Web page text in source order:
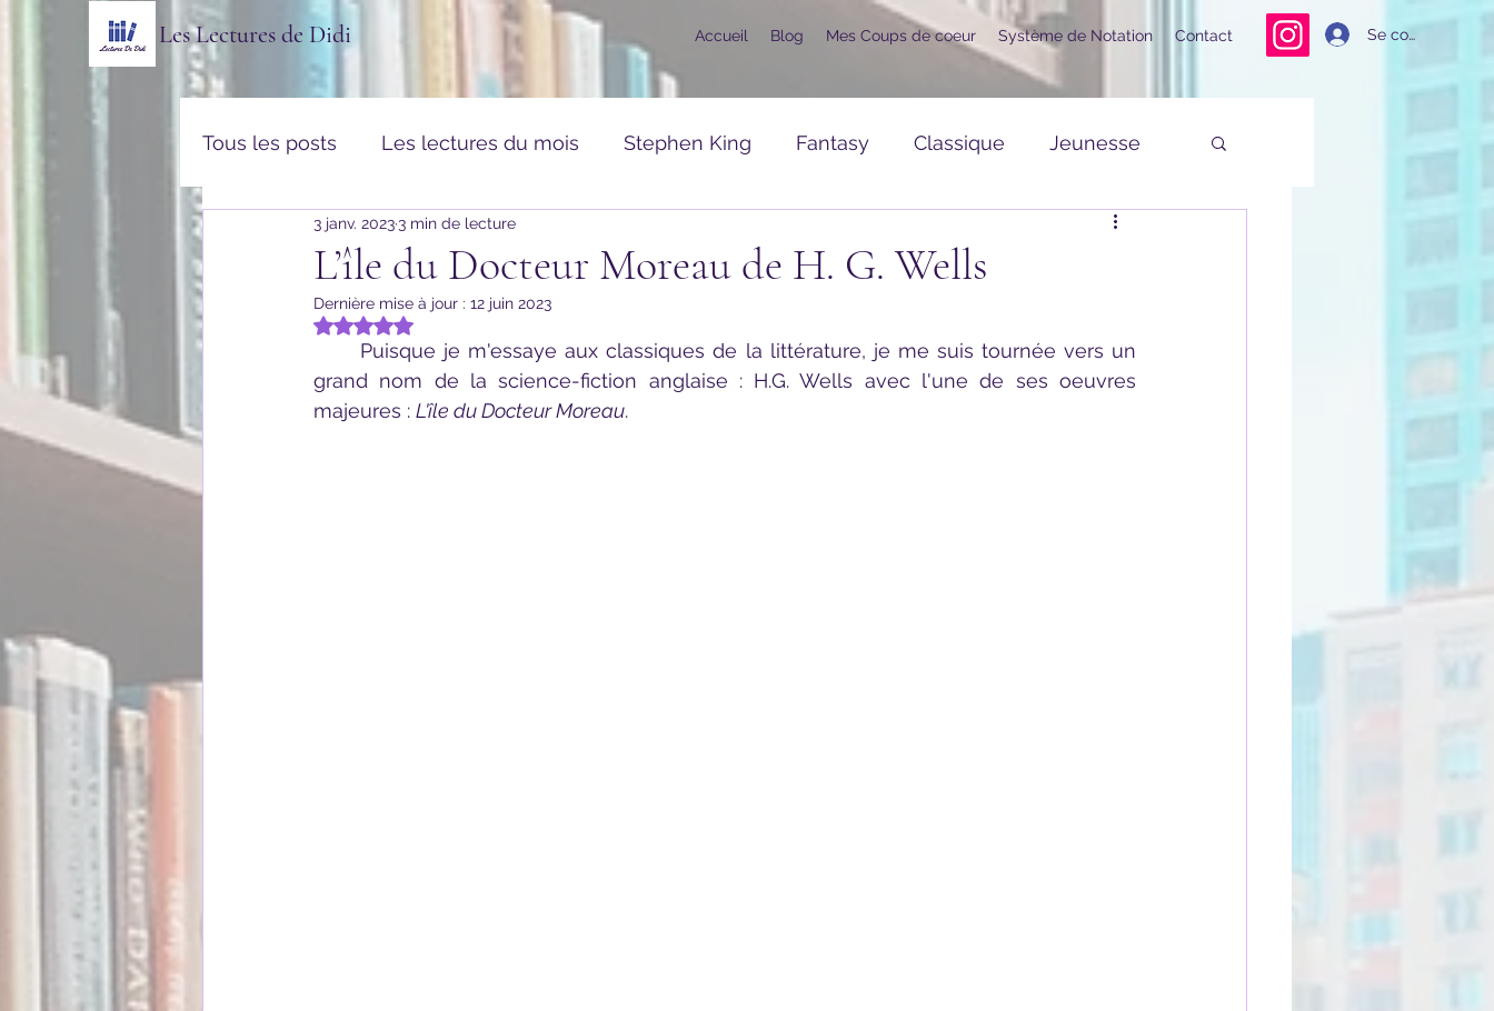
Les Lectures de Didi Accueil Blog Mes Coups de coeur Système de Notation Contact Se connecter
Tous les posts Les lectures du mois Stephen King Fantasy Classique Jeunesse
Thriller & Policier Romance
Vulgarisation & Histoires vraies
L’île du Docteur Moreau de H. G. Wells
3 janv. 20233 min de lecture
Dernière mise à jour : 12 juin 2023
Noté NaN étoiles sur 5.
grand nom de la science-fiction anglaise : H.G. Wells avec l'une de ses oeuvres
majeures : L'île du Docteur Moreau.